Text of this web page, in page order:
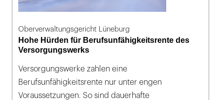
Oberverwaltungsgericht Lüneburg
Hohe Hürden für Berufsunfähigkeitsrente des
Versorgungswerks
Versorgungswerke zahlen eine
Berufsunfähigkeitsrente nur unter engen
Voraussetzungen. So sind dauerhafte